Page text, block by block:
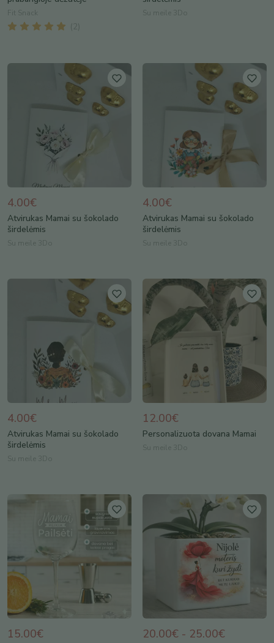
Fit Snack
( 2
Su meile 3Do
4.00€
Atvirukas Mamai su šokolado
širdelėmis
Su meile 3Do
4.00€
Atvirukas Mamai su šokolado
širdelėmis
Su meile 3Do
4.00€
Atvirukas Mamai su šokolado
širdelėmis
Su meile 3Do
12.00€
Personalizuota dovana Mamai
Su meile 3Do
15.00€ 20.00€ - 25.00€